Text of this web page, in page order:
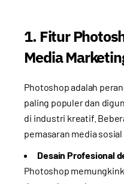
1. Fitur
Media
Photoshop adalah
paling populer dan
di industri kreatif.
pemasaran media
Desain Profesional
Photoshop